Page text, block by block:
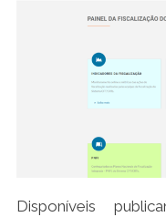
Disponíveis